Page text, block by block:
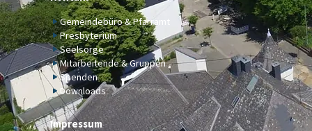
Gemeindebüro & Pfarramt
Presbyterium
Seelsorge
Mitarbeitende & Gruppen
Spenden
Downloads
Impressum